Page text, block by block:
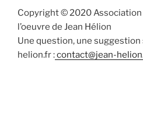
Copyright © 2020
l’oeuvre de Jean Hélion
Une question, une
helion.fr :contact@jean-